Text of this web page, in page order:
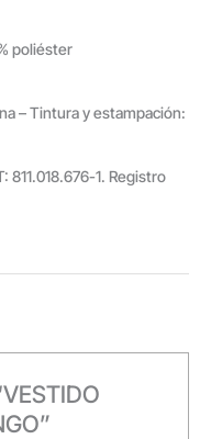
poliéster
– Tintura y estampación:
811.018.676-1. Registro